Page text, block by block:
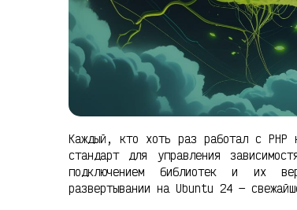
Каждый, кто хоть раз работал с
стандарт для управления
подключением библиотек и их
развертывании на Ubuntu 24 —